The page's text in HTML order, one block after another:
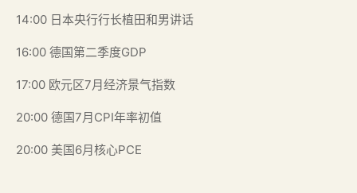
14:00 日本央行行长植田和男讲话
16:00 德国第二季度GDP
17:00 欧元区7月经济景气指数
20:00 德国7月CPI年率初值
20:00 美国6月核心PCE